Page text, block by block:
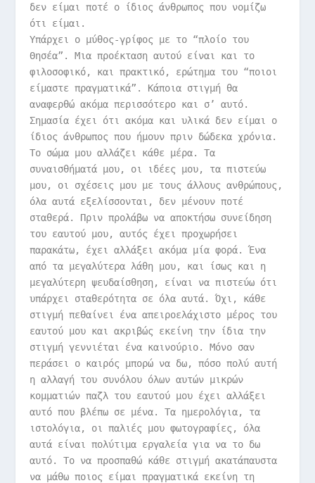
δεν είμαι ποτέ ο ίδιος άνθρωπος που νομίζω
ότι είμαι.
Υπάρχει ο μύθος-γρίφος με το “πλοίο του
Θησέα”. Μια προέκταση αυτού είναι και το
φιλοσοφικό, και πρακτικό, ερώτημα του “ποιοι
είμαστε πραγματικά”. Κάποια στιγμή θα
αναφερθώ ακόμα περισσότερο και σ’ αυτό.
Σημασία έχει ότι ακόμα και υλικά δεν είμαι ο
ίδιος άνθρωπος που ήμουν πριν δώδεκα χρόνια.
Το σώμα μου αλλάζει κάθε μέρα. Τα
συναισθήματά μου, οι ιδέες μου, τα πιστεύω
μου, οι σχέσεις μου με τους άλλους ανθρώπους,
όλα αυτά εξελίσσονται, δεν μένουν ποτέ
σταθερά. Πριν προλάβω να αποκτήσω συνείδηση
του εαυτού μου, αυτός έχει προχωρήσει
παρακάτω, έχει αλλάξει ακόμα μία φορά. Ένα
από τα μεγαλύτερα λάθη μου, και ίσως και η
μεγαλύτερη ψευδαίσθηση, είναι να πιστεύω ότι
υπάρχει σταθερότητα σε όλα αυτά. Όχι, κάθε
στιγμή πεθαίνει ένα απειροελάχιστο μέρος του
εαυτού μου και ακριβώς εκείνη την ίδια την
στιγμή γεννιέται ένα καινούριο. Μόνο σαν
περάσει ο καιρός μπορώ να δω, πόσο πολύ αυτή
η αλλαγή του συνόλου όλων αυτών μικρών
κομματιών παζλ του εαυτού μου έχει αλλάξει
αυτό που βλέπω σε μένα. Τα ημερολόγια, τα
ιστολόγια, οι παλιές μου φωτογραφίες, όλα
αυτά είναι πολύτιμα εργαλεία για να το δω
αυτό. Το να προσπαθώ κάθε στιγμή ακατάπαυστα
να μάθω ποιος είμαι πραγματικά εκείνη τη